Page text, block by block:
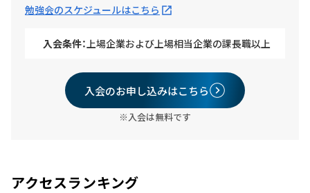
勉強会のスケジュールはこちら
入会条件：上場企業および上場相当企業の課長職以上
入会のお申し込みはこちら
※入会は無料です
アクセスランキング